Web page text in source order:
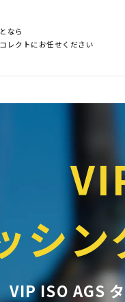
なら
レクトにお任せください
シ
VIP ISO AGS